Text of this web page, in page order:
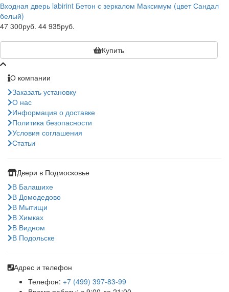
Входная дверь labirint Бетон с зеркалом Максимум (цвет Сандал
белый)
47 300руб. 44 935руб.
Купить
О компании
Заказать установку
О нас
Информация о доставке
Политика безопасности
Условия соглашения
Статьи
Двери в Подмосковье
В Балашихе
В Домодедово
В Мытищи
В Химках
В Видном
В Подольске
Адрес и телефон
Телефон: +7 (499) 397-83-99